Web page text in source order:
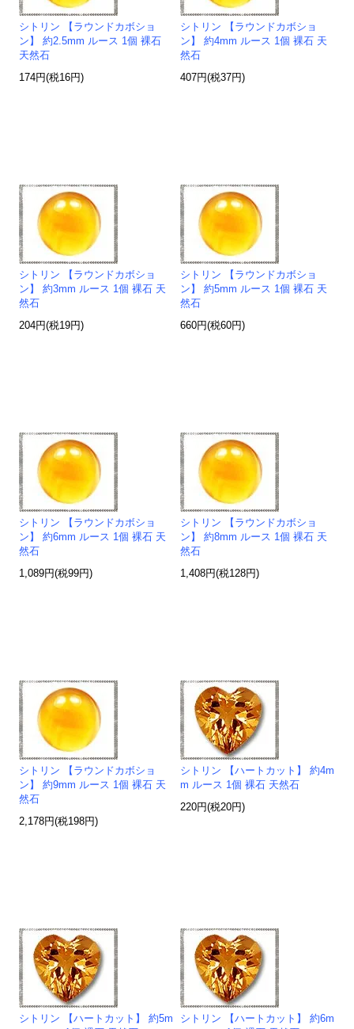
シトリン 【ラウンドカボショ
ン】 約2.5mm ルース 1個 裸石
天然石
174円(税16円)
シトリン 【ラウンドカボショ
ン】 約4mm ルース 1個 裸石 天
然石
407円(税37円)
シトリン 【ラウンドカボショ
ン】 約3mm ルース 1個 裸石 天
然石
204円(税19円)
シトリン 【ラウンドカボショ
ン】 約5mm ルース 1個 裸石 天
然石
660円(税60円)
シトリン 【ラウンドカボショ
ン】 約6mm ルース 1個 裸石 天
然石
1,089円(税99円)
シトリン 【ラウンドカボショ
ン】 約8mm ルース 1個 裸石 天
然石
1,408円(税128円)
シトリン 【ラウンドカボショ
ン】 約9mm ルース 1個 裸石 天
然石
2,178円(税198円)
シトリン 【ハートカット】 約4m
m ルース 1個 裸石 天然石
220円(税20円)
シトリン 【ハートカット】 約5m
シトリン 【ハートカット】 約6m